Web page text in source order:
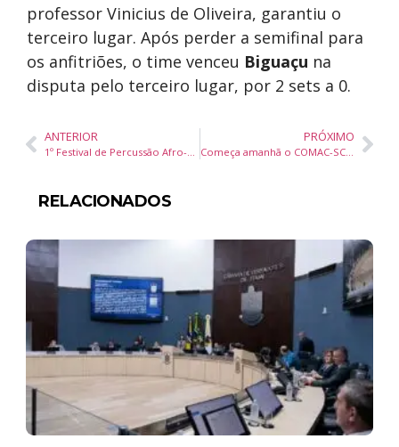
professor Vinicius de Oliveira, garantiu o
terceiro lugar. Após perder a semifinal para
os anfitriões, o time venceu Biguaçu na
disputa pelo terceiro lugar, por 2 sets a 0.
ANTERIOR
1º Festival de Percussão Afro-brasileira com oficinas gratuitas acontece em Balneário Camboriú
PRÓXIMO
Começa amanhã o COMAC-SC 2025 em Balneário Camboriú, o maior congresso municipalista de Santa Catarina
RELACIONADOS